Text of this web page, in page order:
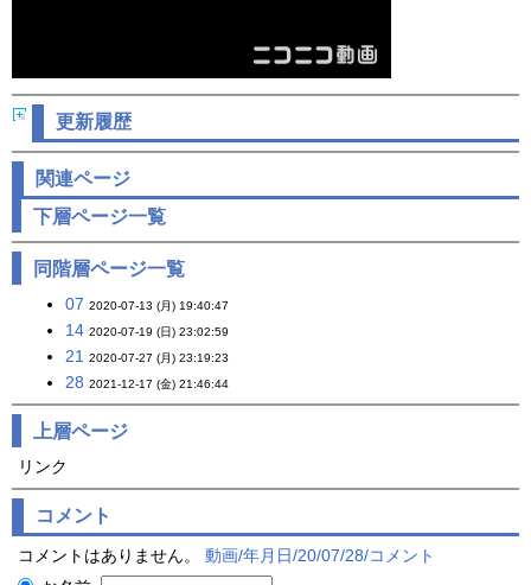
更新履歴
関連ページ
下層ページ一覧
同階層ページ一覧
07 2020-07-13 (月) 19:40:47
14 2020-07-19 (日) 23:02:59
21 2020-07-27 (月) 23:19:23
28 2021-12-17 (金) 21:46:44
上層ページ
リンク
コメント
コメントはありません。 動画/年月日/20/07/28/コメント